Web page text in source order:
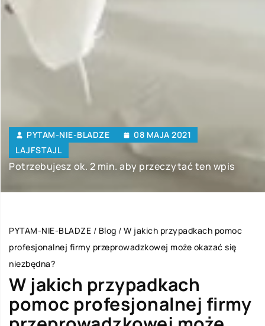
PYTAM-NIE-BLADZE
08 MAJA 2021
LAJFSTAJL
Potrzebujesz ok. 2 min. aby przeczytać ten wpis
PYTAM-NIE-BLADZE / Blog / W jakich przypadkach pomoc
profesjonalnej firmy przeprowadzkowej może okazać się
niezbędna?
W jakich przypadkach
pomoc profesjonalnej firmy